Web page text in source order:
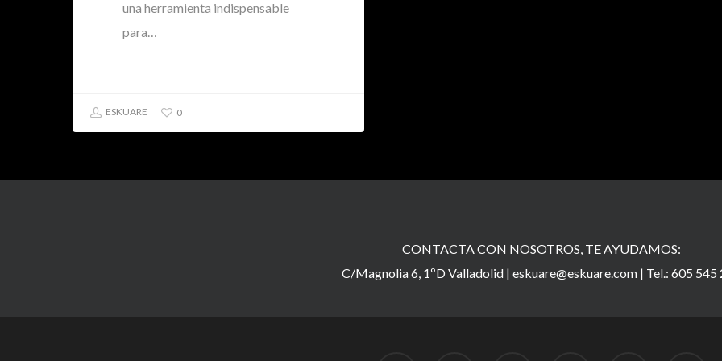
una herramienta indispensable
para…
ESKUARE 0
CONTACTA CON NOSOTROS, TE AYUDAMOS:
C/Magnolia 6, 1ºD Valladolid | eskuare@eskuare.com | Tel.: 605 545